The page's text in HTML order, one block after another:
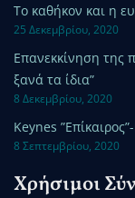
Το καθήκον και η
25 Δεκεμβρίου, 2020
Επανεκκίνηση της
ξανά τα ίδια”
8 Δεκεμβρίου, 2020
Keynes
8 Σεπτεμβρίου, 2020
Χρήσιμοι